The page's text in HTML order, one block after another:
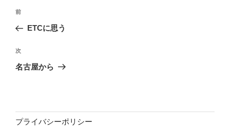
投
ナ
ビ
ゲ
ン
前
の
稿
前
ETCに思う
次
の
次
名古屋から
プライバシーポリシー